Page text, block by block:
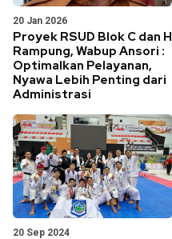
20 Jan 2026
Proyek RSUD Blok C dan H
Rampung, Wabup Ansori :
Optimalkan Pelayanan,
Nyawa Lebih Penting dari
Administrasi
20 Sep 2024